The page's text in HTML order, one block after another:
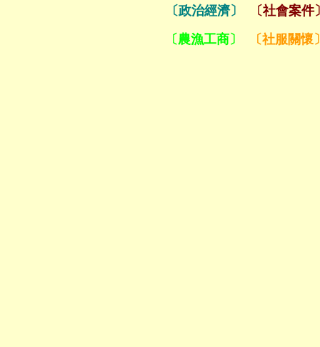
〔政治經濟〕
〔社會案件
〔農漁工商〕
〔社服關懷